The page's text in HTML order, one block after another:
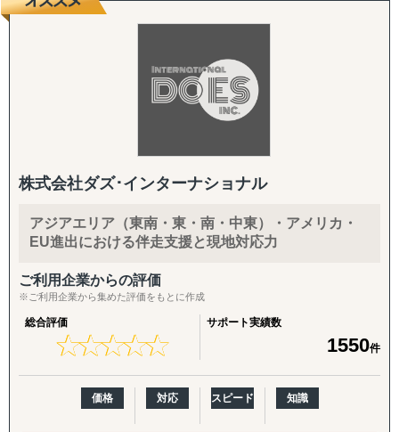
株式会社ダズ･インターナショナル
アジアエリア（東南・東・南・中東）・アメリカ・
EU進出における伴走支援と現地対応力
ご利用企業からの評価
※ご利用企業から集めた評価をもとに作成
総合評価
★★★★★
★★★★★
サポート実績数
1550件
価格 対応 スピード 知識